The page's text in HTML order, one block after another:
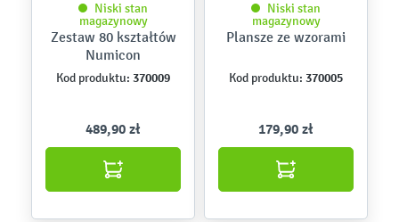
Niski stan
magazynowy
Zestaw 80 kształtów
Numicon
Kod produktu: 370009
489,90 zł
Niski stan
magazynowy
Plansze ze wzorami
Kod produktu: 370005
179,90 zł